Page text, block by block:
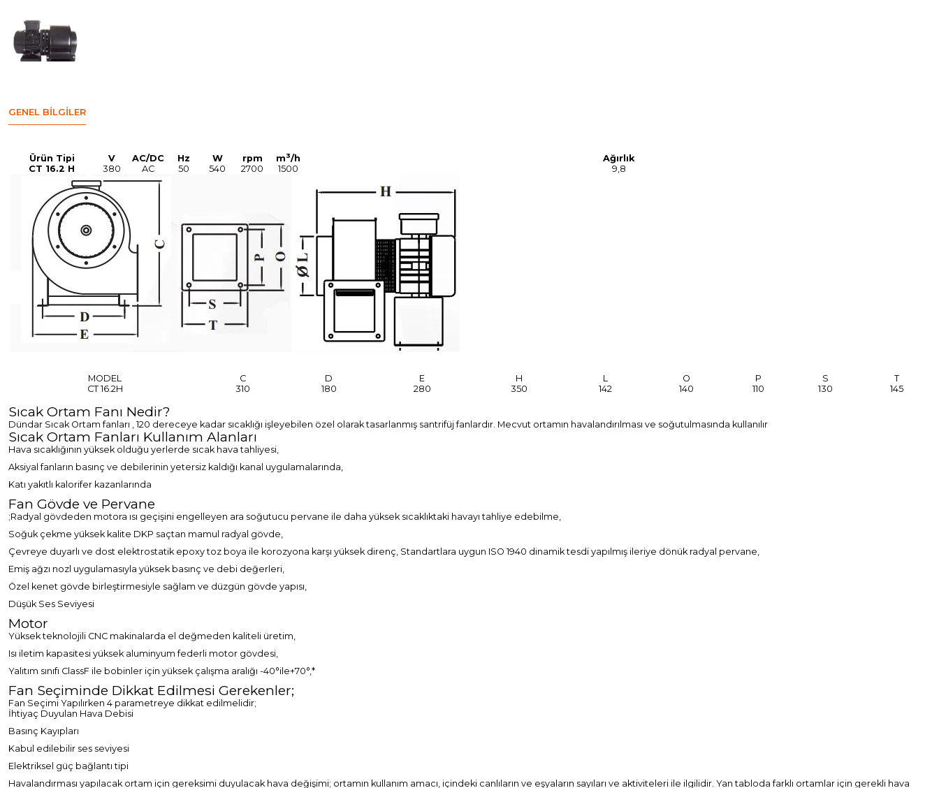
GENEL BILGILER
Ürün Tipi V AC/DC Hz W rpm m3/h
Ağırlık
CT 16.2 H
380 AC 50 540 2700 1500 9,8
MODEL C D E H L O P S
T
CT 16.2H
310 180 280 350 142 140 110 130 145
Sıcak Ortam Fanı Nedir?
Dündar Sıcak Ortam fanları , 120 dereceye kadar sıcaklığı işleyebilen özel olarak tasarlanmış santrifüj fanlardır. Mecvut ortamın havalandırılması ve soğutulmasında kullanılır
Sıcak Ortam Fanları Kullanım Alanları
Hava sıcaklığının yüksek olduğu yerlerde sıcak hava tahliyesi,
Aksiyal fanların basınç ve debilerinin yetersiz kaldığı kanal uygulamalarında,
Katı yakıtlı kalorifer kazanlarında
Fan Gövde ve Pervane
;Radyal gövdeden motora ısı geçişini engelleyen ara soğutucu pervane ile daha yüksek sıcaklıktaki havayı tahliye edebilme,
Soğuk çekme yüksek kalite DKP saçtan mamul radyal gövde,
Çevreye duyarlı ve dost elektrostatik epoxy toz boya ile korozyona karşı yüksek direnç, Standartlara uygun ISO 1940 dinamik tesdi yapılmış ileriye dönük radyal pervane,
Emiş ağzı nozl uygulamasıyla yüksek basınç ve debi değerleri,
Özel kenet gövde birleştirmesiyle sağlam ve düzgün gövde yapısı,
Düşük Ses Seviyesi
Motor
Yüksek teknolojili CNC makinalarda el değmeden kaliteli üretim,
Isı iletim kapasitesi yüksek aluminyum federli motor gövdesi,
Yalıtım sınıfı ClassF ile bobinler için yüksek çalışma aralığı -40°ile+70°,*
Fan Seçiminde Dikkat Edilmesi Gerekenler;
Fan Seçimi Yapılırken 4 parametreye dikkat edilmelidir;
İhtiyaç Duyulan Hava Debisi
Basınç Kayıpları
Kabul edilebilir ses seviyesi
Elektriksel güç bağlantı tipi
Havalandırması yapılacak ortam için gereksimi duyulacak hava değişimi; ortamın kullanım amacı, içindeki canlıların ve eşyaların sayıları ve aktiviteleri ile ilgilidir. Yan tabloda farklı ortamlar için gerekli hava